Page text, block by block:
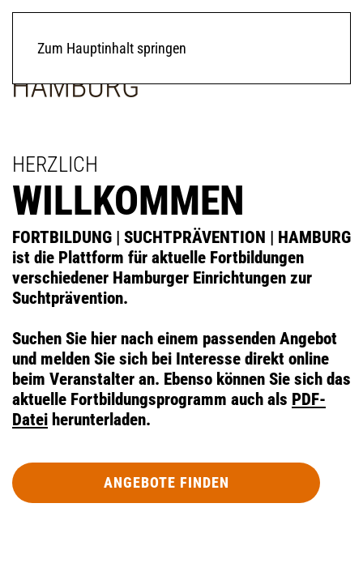
Zum Hauptinhalt springen
HERZLICH
WILLKOMMEN
FORTBILDUNG | SUCHTPRÄVENTION | HAMBURG
ist die Plattform für aktuelle Fortbildungen
verschiedener Hamburger Einrichtungen zur
Suchtprävention.
Suchen Sie hier nach einem passenden Angebot
und melden Sie sich bei Interesse direkt online
beim Veranstalter an. Ebenso können Sie sich das
aktuelle Fortbildungsprogramm auch als PDF-
Datei herunterladen.
ANGEBOTE FINDEN